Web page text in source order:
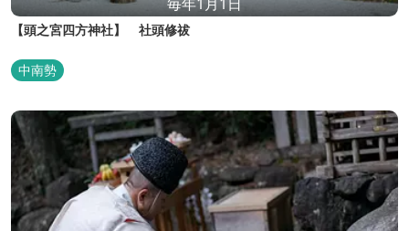
【頭之宮四方神社】 社頭修祓
中南勢